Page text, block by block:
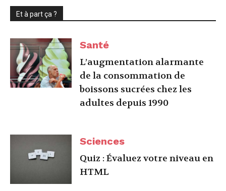
Et à part ça ?
Santé
L’augmentation alarmante
de la consommation de
boissons sucrées chez les
adultes depuis 1990
Sciences
Quiz : Évaluez votre niveau en
HTML